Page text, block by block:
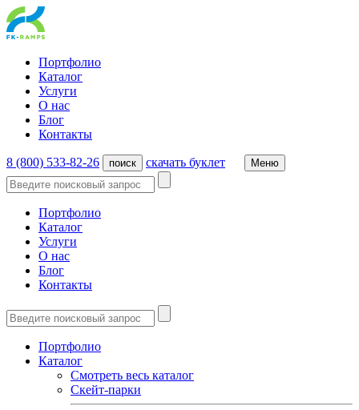
Портфолио
Каталог
Услуги
О нас
Блог
Контакты
8 (800) 533-82-26 поиск cкачать буклет Меню
Портфолио
Каталог
Услуги
О нас
Блог
Контакты
Портфолио
Каталог
Смотреть весь каталог
Скейт-парки